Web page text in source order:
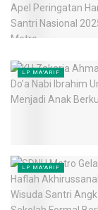
LP MA'ARIF
LP MA'ARIF